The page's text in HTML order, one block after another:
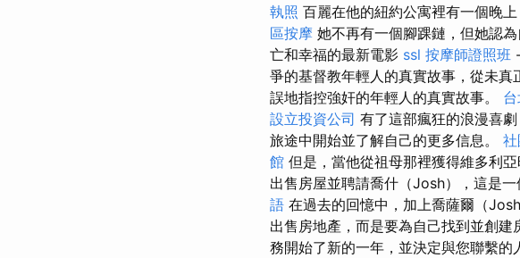
執照 百麗在他的紐約公寓裡有一個晚
區按摩 她不再有一個腳踝鏈，但她認
亡和幸福的最新電影 ssl 按摩師證照班
爭的基督教年輕人的真實故事，從未真
誤地指控強奸的年輕人的真實故事。
設立投資公司 有了這部瘋狂的浪漫喜
旅途中開始並了解自己的更多信息。 社
館 但是，當他從祖母那裡獲得維多利
出售房屋並聘請喬什（Josh），這是
語 在過去的回憶中，加上喬薩爾（
出售房地產，而是要為自己找到並創建
務開始了新的一年，並決定與您聯繫